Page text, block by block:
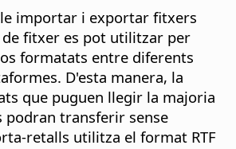
importar i exportar fitxers
fitxer es pot utilitzar per
formatats entre diferents
D'esta manera, la
que puguen llegir la majoria
podran transferir sense
retalls utilitza el format RTF